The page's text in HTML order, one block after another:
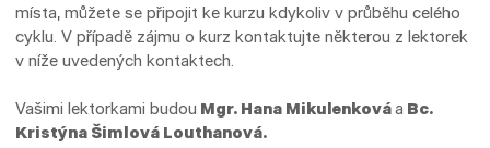
místa, můžete se připojit ke kurzu kdykoliv v průběhu celého
cyklu. V případě zájmu o kurz kontaktujte některou z lektorek
v níže uvedených kontaktech.
Vašimi lektorkami budou Mgr. Hana Mikulenkováa Bc.
Kristýna Šimlová Louthanová.